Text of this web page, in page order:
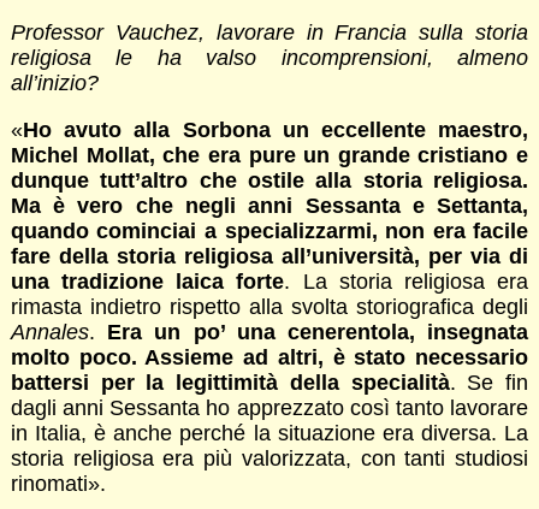
Professor Vauchez, lavorare in Francia sulla storia
religiosa le ha valso incomprensioni, almeno
all’inizio?
«Ho avuto alla Sorbona un eccellente maestro,
Michel Mollat, che era pure un grande cristiano e
dunque tutt’altro che ostile alla storia religiosa.
Ma è vero che negli anni Sessanta e Settanta,
quando cominciai a specializzarmi, non era facile
fare della storia religiosa all’università, per via di
una tradizione laica forte. La storia religiosa era
rimasta indietro rispetto alla svolta storiografica degli
Annales. Era un po’ una cenerentola, insegnata
molto poco. Assieme ad altri, è stato necessario
battersi per la legittimità della specialità. Se fin
dagli anni Sessanta ho apprezzato così tanto lavorare
in Italia, è anche perché la situazione era diversa. La
storia religiosa era più valorizzata, con tanti studiosi
rinomati».